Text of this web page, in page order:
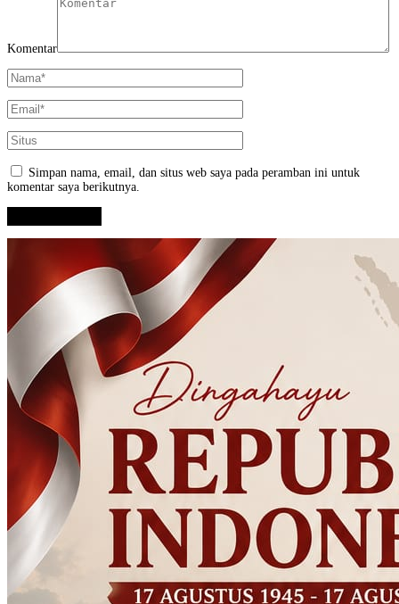
Komentar
Simpan nama, email, dan situs web saya pada peramban ini untuk
komentar saya berikutnya.